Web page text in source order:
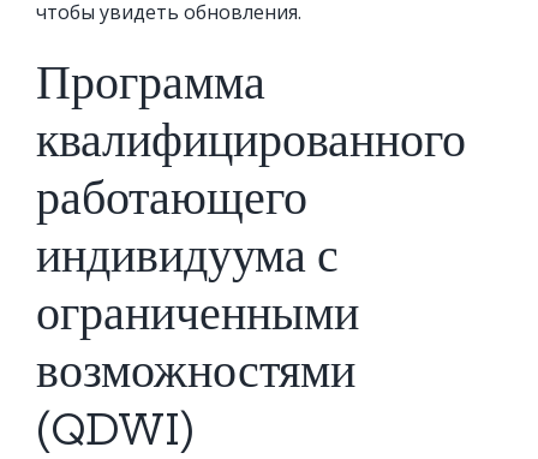
чтобы увидеть обновления.
Программа
квалифицированного
работающего
индивидуума с
ограниченными
возможностями
(QDWI)